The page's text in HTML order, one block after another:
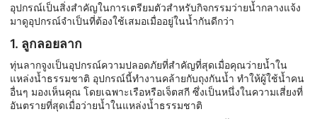
อุปกรณ์เป็นสิ่งสำคัญในการเตรียมตัวสำหรับกิจกรรมว่ายน้ำกลางแจ้ง
มาดูอุปกรณ์จำเป็นที่ต้องใช้เสมอเมื่ออยู่ในน้ำกันดีกว่า
1. ลูกลอยลาก
ทุ่นลากจูงเป็นอุปกรณ์ความปลอดภัยที่สำคัญที่สุดเมื่อคุณว่ายน้ำใน
แหล่งน้ำธรรมชาติ อุปกรณ์นี้ทำงานคล้ายกับถุงกันน้ำ ทำให้ผู้ใช้น้ำคน
อื่นๆ มองเห็นคุณ โดยเฉพาะเรือหรือเจ็ตสกี ซึ่งเป็นหนึ่งในความเสี่ยงที่
อันตรายที่สุดเมื่อว่ายน้ำในแหล่งน้ำธรรมชาติ